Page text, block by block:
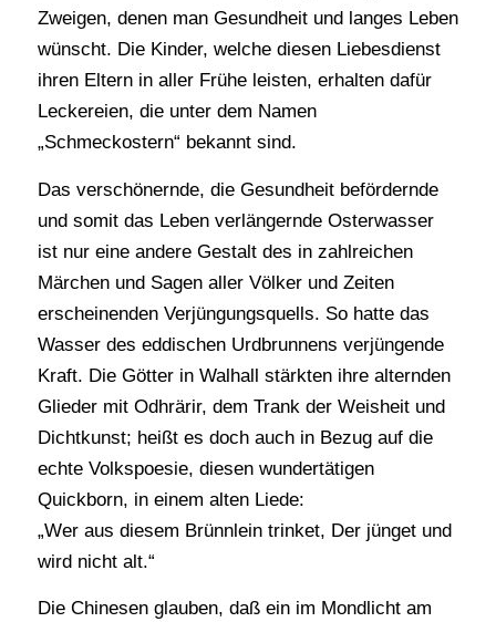
Zweigen, denen man Gesundheit und langes Leben
wünscht. Die Kinder, welche diesen Liebesdienst
ihren Eltern in aller Frühe leisten, erhalten dafür
Leckereien, die unter dem Namen
„Schmeckostern“ bekannt sind.
Das verschönernde, die Gesundheit befördernde
und somit das Leben verlängernde Osterwasser
ist nur eine andere Gestalt des in zahlreichen
Märchen und Sagen aller Völker und Zeiten
erscheinenden Verjüngungsquells. So hatte das
Wasser des eddischen Urdbrunnens verjüngende
Kraft. Die Götter in Walhall stärkten ihre alternden
Glieder mit Odhrärir, dem Trank der Weisheit und
Dichtkunst; heißt es doch auch in Bezug auf die
echte Volkspoesie, diesen wundertätigen
Quickborn, in einem alten Liede:
„Wer aus diesem Brünnlein trinket, Der jünget und
wird nicht alt.“
Die Chinesen glauben, daß ein im Mondlicht am